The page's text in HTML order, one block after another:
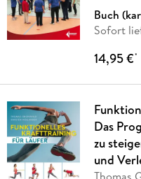
Buch
Sofort
14,95 €*
Das
zu
und